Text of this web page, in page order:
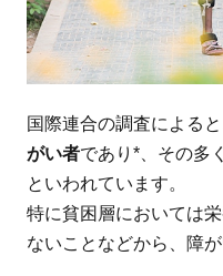
国際連合の調査によると
がい者であり*、その多
といわれています。
特に貧困層においては
ないことなどから、障